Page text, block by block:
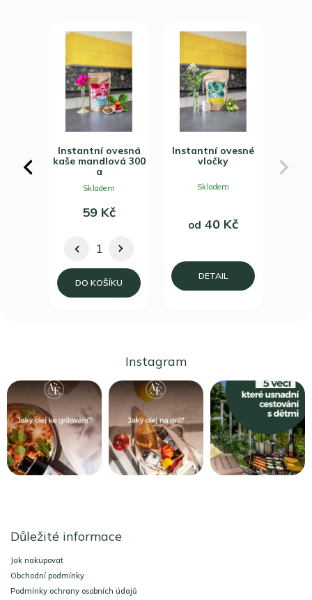
Previous
300 g
Instantní ovesná
kaše mandlová 300
g
59 Kč
DO KOŠÍKU
Skladem
Instantní ovesné
vločky
od 40 Kč
DETAIL
Skladem
Next
Instagram
Důležité informace
Jak nakupovat
Obchodní podmínky
Podmínky ochrany osobních údajů